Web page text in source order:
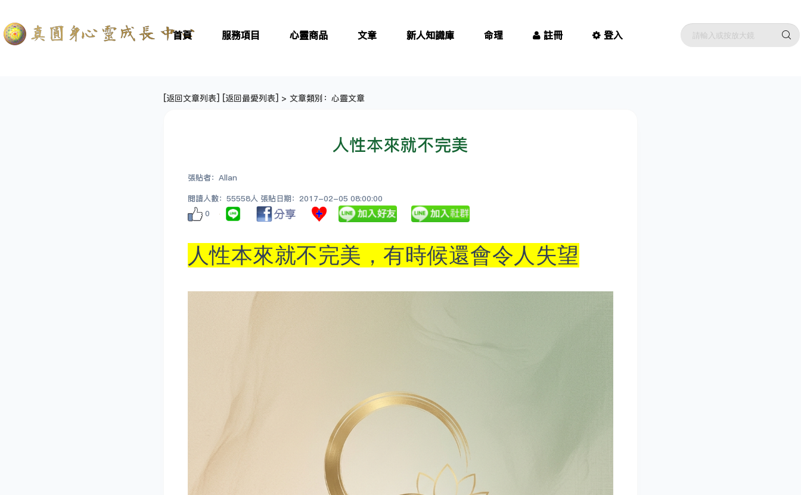
首頁 服務項目 心靈商品 文章 新人知識庫 命理 註冊 登入
[返回文章列表] [返回最愛列表] > 文章類別：心靈文章
人性本來就不完美
張貼者：Allan
閱讀人數：55558人 張貼日期：2017-02-05 08:00:00
0
人性本來就不完美，有時候還會令人失望